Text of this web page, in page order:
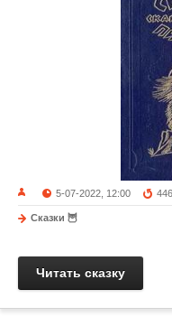
5-07-2022, 12:00 446
Сказки 🦉
Читать сказку